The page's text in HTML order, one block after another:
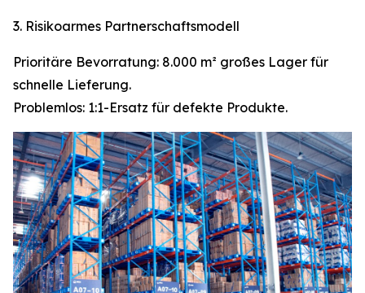
3. Risikoarmes Partnerschaftsmodell
Prioritäre Bevorratung: 8.000 m² großes Lager für
schnelle Lieferung.
Problemlos: 1:1-Ersatz für defekte Produkte.